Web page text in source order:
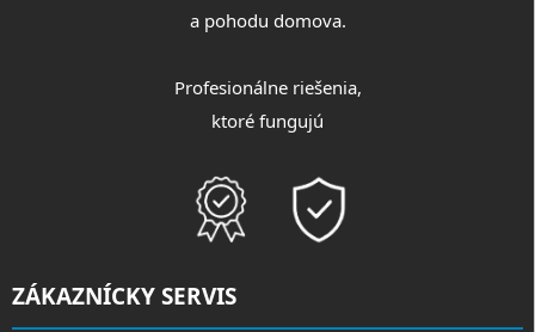
a pohodu domova.
Profesionálne riešenia,
ktoré fungujú
ZÁKAZNÍCKY SERVIS